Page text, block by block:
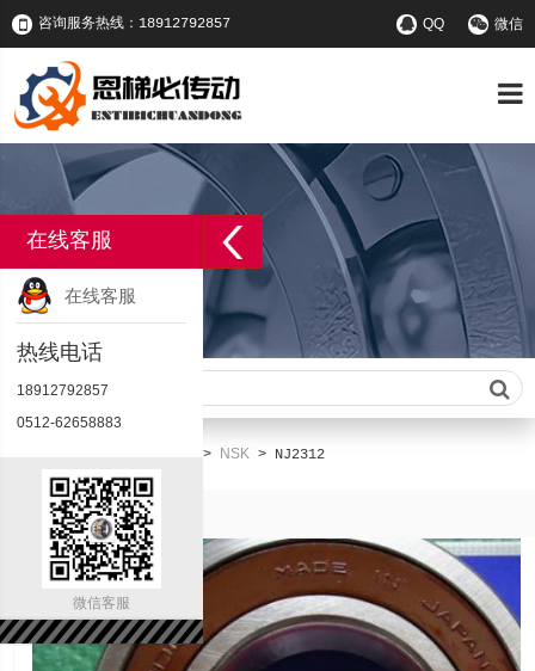
咨询服务热线：18912792857 QQ 微信
请输入查询关键字
> NSK > NJ2312
在线客服
在线客服
热线电话
18912792857
0512-62658883
微信客服